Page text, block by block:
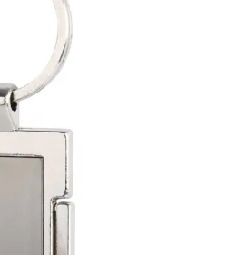
Çoklu Şarj Kabloları
Kablosuz Şarj
Powerbank Defter
Wireless Masa Lambası
Sunum Panosu
Branda | Afiş | Poster
Baskılı Masa Örtüsü